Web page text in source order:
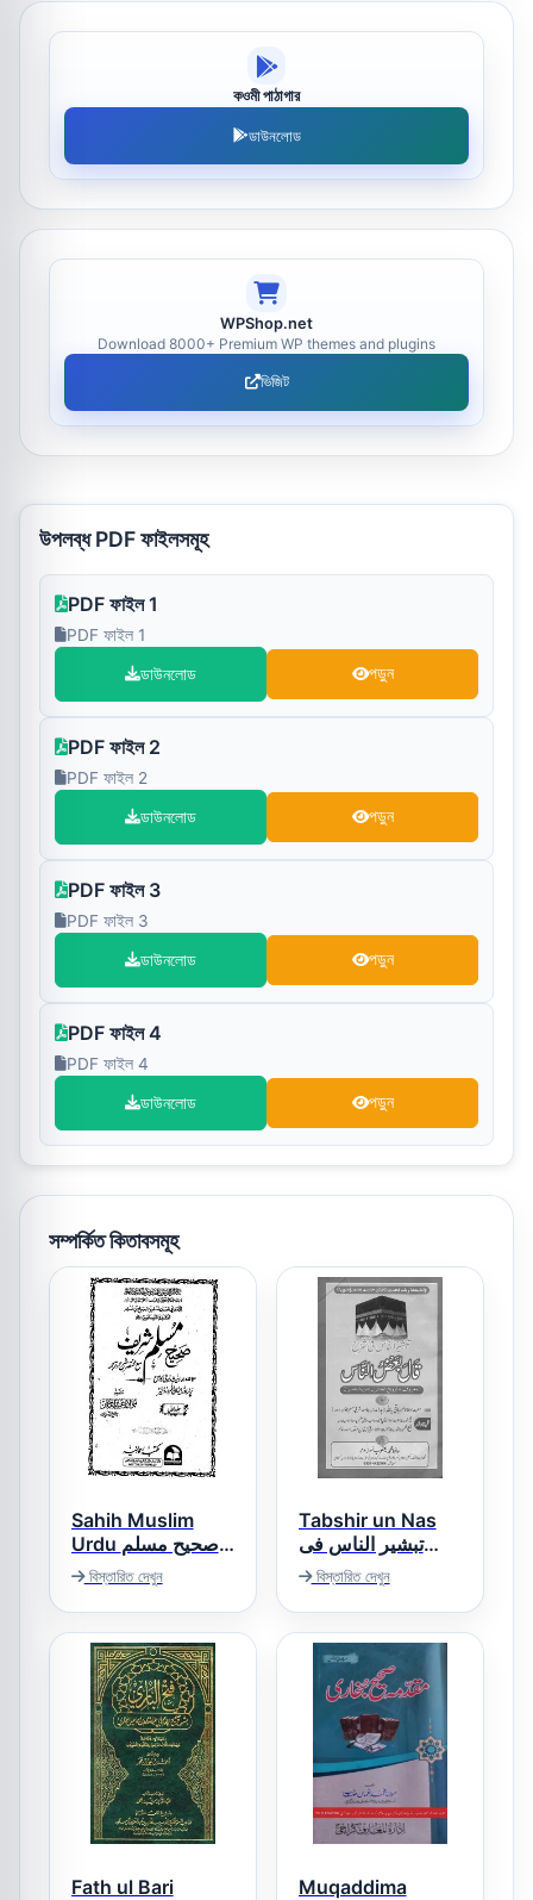
কওমী পাঠাগার
ডাউনলোড
WPShop.net
Download 8000+ Premium WP themes and plugins
ভিজিট
উপলব্ধ PDF ফাইলসমূহ
PDF ফাইল 1
PDF ফাইল 1
ডাউনলোড পড়ুন
PDF ফাইল 2
PDF ফাইল 2
ডাউনলোড পড়ুন
PDF ফাইল 3
PDF ফাইল 3
ডাউনলোড পড়ুন
PDF ফাইল 4
PDF ফাইল 4
ডাউনলোড পড়ুন
সম্পর্কিত কিতাবসমূহ
Sahih Muslim
Urdu صحیح مسلم
اردو
বিস্তারিত দেখুন
Tabshir un Nas
تبشیر الناس فی
شرح قال بعض
الناس
বিস্তারিত দেখুন
Fath ul Bari
Muqaddima